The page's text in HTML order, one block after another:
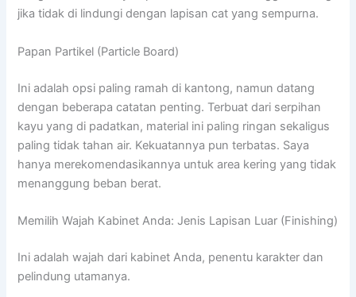
jika tidak di lindungi dengan lapisan cat yang sempurna.
Papan Partikel (Particle Board)
Ini adalah opsi paling ramah di kantong, namun datang
dengan beberapa catatan penting. Terbuat dari serpihan
kayu yang di padatkan, material ini paling ringan sekaligus
paling tidak tahan air. Kekuatannya pun terbatas. Saya
hanya merekomendasikannya untuk area kering yang tidak
menanggung beban berat.
Memilih Wajah Kabinet Anda: Jenis Lapisan Luar (Finishing)
Ini adalah wajah dari kabinet Anda, penentu karakter dan
pelindung utamanya.